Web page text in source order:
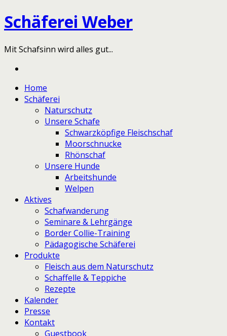
Schäferei Weber
Mit Schafsinn wird alles gut...
Home
Schäferei
Naturschutz
Unsere Schafe
Schwarzköpfige Fleischschaf
Moorschnucke
Rhönschaf
Unsere Hunde
Arbeitshunde
Welpen
Aktives
Schafwanderung
Seminare & Lehrgänge
Border Collie-Training
Pädagogische Schäferei
Produkte
Fleisch aus dem Naturschutz
Schaffelle & Teppiche
Rezepte
Kalender
Presse
Kontakt
Guestbook